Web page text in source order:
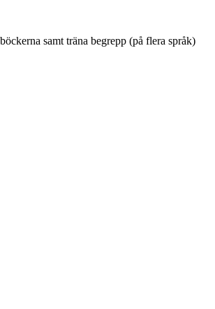
samt träna begrepp (på flera språk)